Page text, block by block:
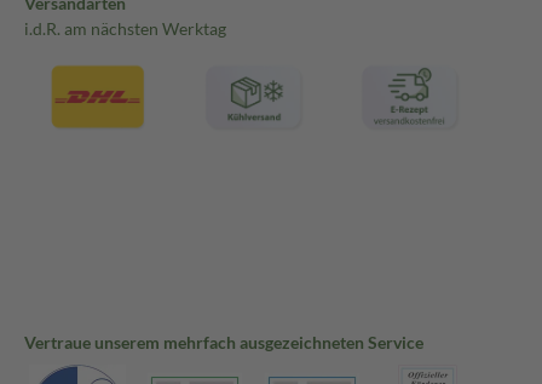
i.d.R. am nächsten Werktag
Vertraue unserem mehrfach ausgezeichneten Service